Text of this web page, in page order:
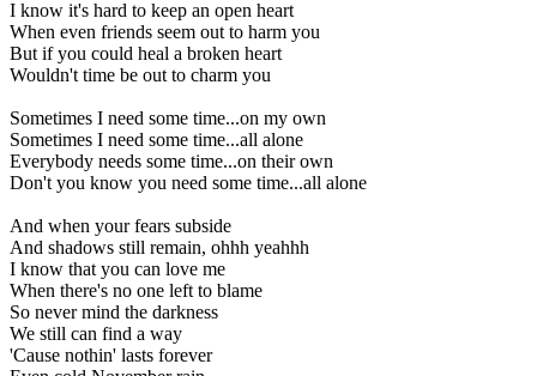
I know it's hard to keep an open heart
When even friends seem out to harm you
But if you could heal a broken heart
Wouldn't time be out to charm you
Sometimes I need some time...on my own
Sometimes I need some time...all alone
Everybody needs some time...on their own
Don't you know you need some time...all alone
And when your fears subside
And shadows still remain, ohhh yeahhh
I know that you can love me
When there's no one left to blame
So never mind the darkness
We still can find a way
'Cause nothin' lasts forever